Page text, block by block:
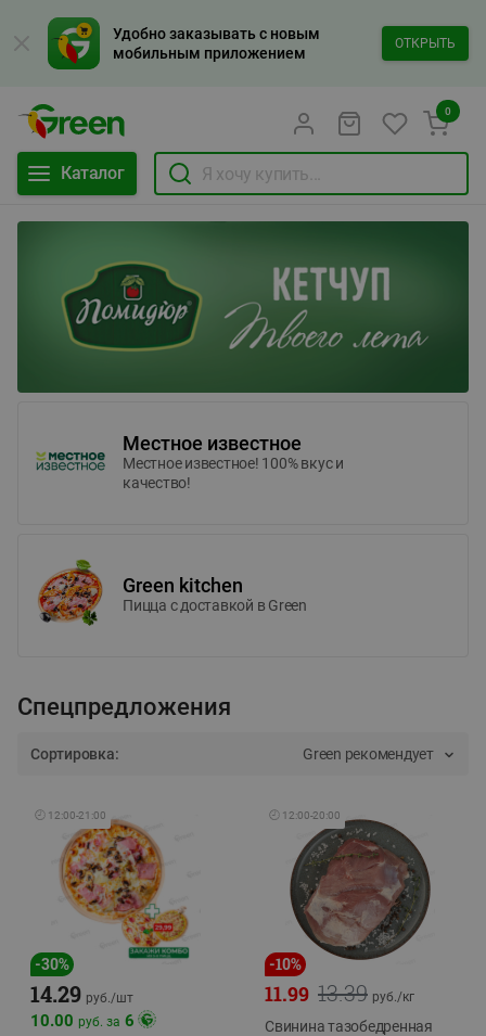
Удобно заказывать с новым
мобильным приложением
ОТКРЫТЬ
Каталог
0
Местное известное
Местное известное! 100% вкус и
качество!
Green kitchen
Пицца c доставкой в Green
Спецпредложения
Сортировка: Green рекомендует
🕘 12:00-21:00
-30%
14.29 руб./шт
10.00 руб. за 6
🕘 12:00-20:00
-10%
13.39
11.99 руб./кг
Свинина тазобедренная